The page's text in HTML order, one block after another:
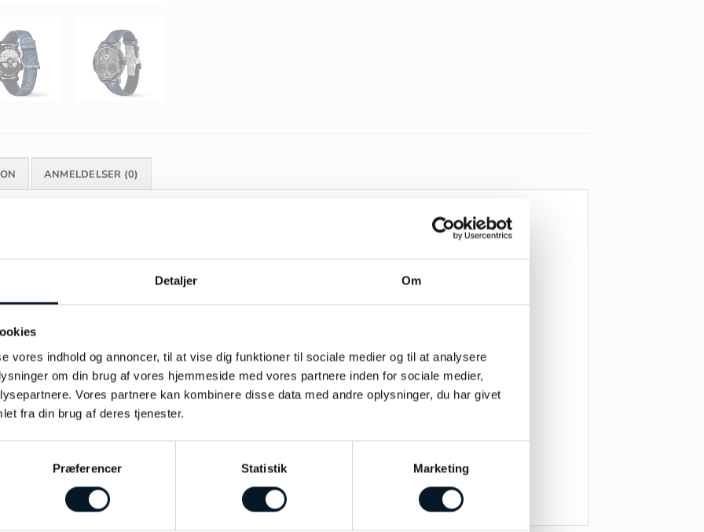
Detaljer Om
vores indhold og annoncer, til at vise dig funktioner til sociale medier og til at analysere
om din brug af vores hjemmeside med vores partnere inden for sociale medier,
Vores partnere kan kombinere disse data med andre oplysninger, du har givet
fra din brug af deres tjenester.
Præferencer Statistik Marketing
ANMELDELSER (0)